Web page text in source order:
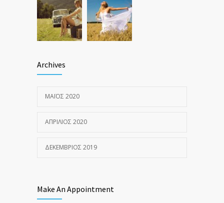
Archives
ΜΆΙΟΣ 2020
ΑΠΡΊΛΙΟΣ 2020
ΔΕΚΈΜΒΡΙΟΣ 2019
Make An Appointment